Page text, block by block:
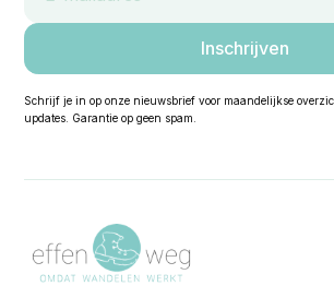
Schrijf je in op onze nieuwsbrief voor maandelijkse
updates. Garantie op geen spam.